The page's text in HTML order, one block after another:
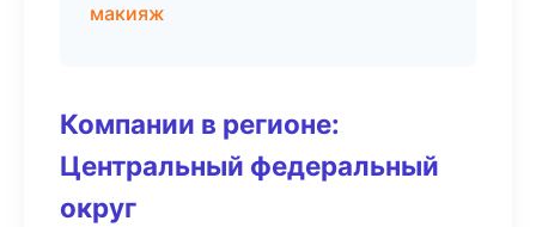
макияж
Компании в регионе:
Центральный федеральный
округ